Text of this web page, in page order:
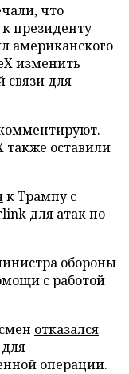
что
президенту
американского
изменить
связи для
также оставили
к Трампу с
для атак по
обороны
с работой
отказался
операции.